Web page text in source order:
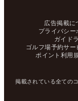
広告掲載に
プライバシー
ガイド
ゴルフ場予約サー
ポイント利用
掲載されている全ての